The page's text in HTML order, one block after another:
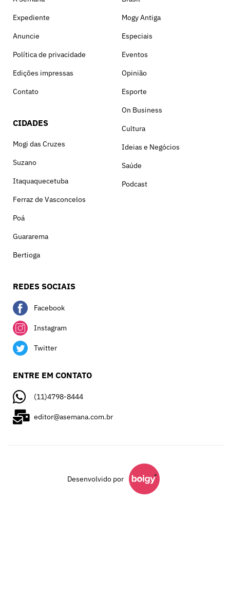
Expediente
Anuncie
Política de privacidade
Edições impressas
Contato
CIDADES
Mogi das Cruzes
Suzano
Itaquaquecetuba
Ferraz de Vasconcelos
Poá
Guararema
Bertioga
Mogy Antiga
Especiais
Eventos
Opinião
Esporte
On Business
Cultura
Ideias e Negócios
Saúde
Podcast
REDES SOCIAIS
Facebook
Instagram
Twitter
ENTRE EM CONTATO
(11)4798-8444
editor@asemana.com.br
Desenvolvido por